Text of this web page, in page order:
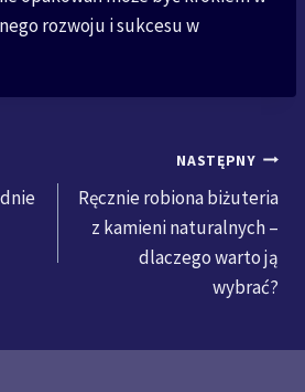
rozwoju i sukcesu w
NASTĘPNY
Ręcznie robiona biżuteria
z kamieni naturalnych –
dlaczego warto ją
wybrać?